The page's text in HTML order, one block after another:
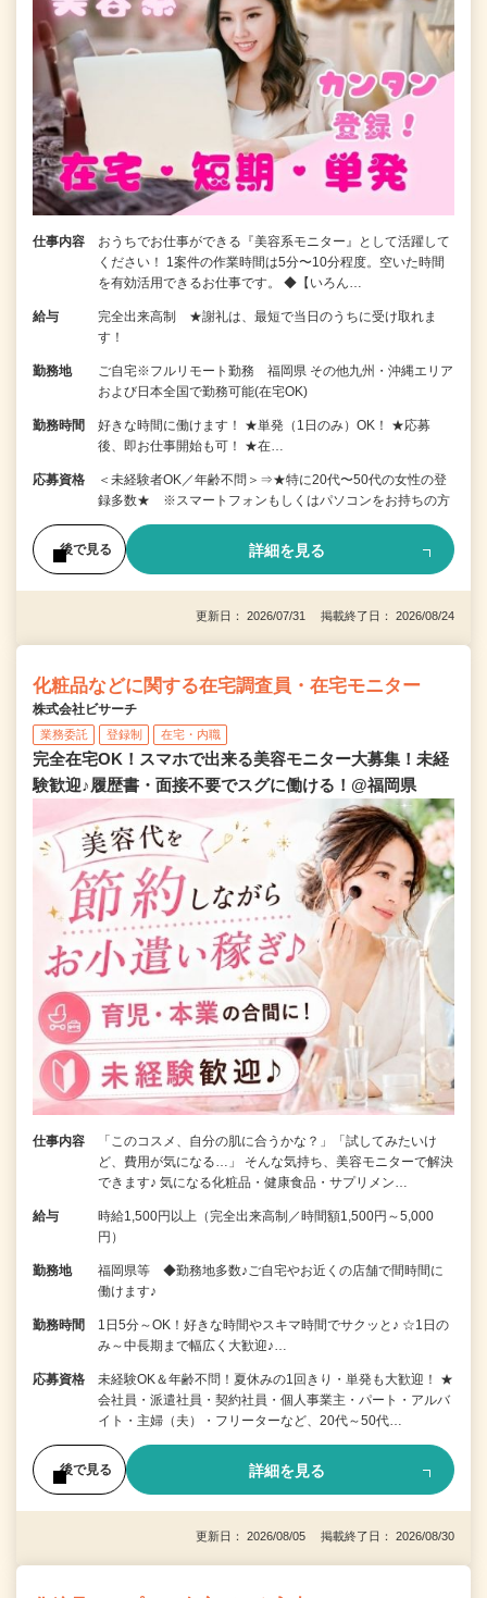
仕事内容
おうちでお仕事ができる『美容系モニター』として活躍して
ください！ 1案件の作業時間は5分〜10分程度。空いた時間
を有効活用できるお仕事です。 ◆【いろん…
給与
完全出来高制 ★謝礼は、最短で当日のうちに受け取れま
す！
勤務地
ご自宅※フルリモート勤務 福岡県 その他九州・沖縄エリア
および日本全国で勤務可能(在宅OK)
勤務時間
好きな時間に働けます！ ★単発（1日のみ）OK！ ★応募
後、即お仕事開始も可！ ★在…
応募資格
＜未経験者OK／年齢不問＞⇒★特に20代〜50代の女性の登
録多数★ ※スマートフォンもしくはパソコンをお持ちの方
後で見る 詳細を見る
更新日： 2026/07/31 掲載終了日： 2026/08/24
化粧品などに関する在宅調査員・在宅モニター
株式会社ビサーチ
業務委託 登録制 在宅・内職
完全在宅OK！スマホで出来る美容モニター大募集！未経
験歓迎♪履歴書・面接不要でスグに働ける！@福岡県
仕事内容
「このコスメ、自分の肌に合うかな？」「試してみたいけ
ど、費用が気になる…」 そんな気持ち、美容モニターで解決
できます♪ 気になる化粧品・健康食品・サプリメン…
給与
時給1,500円以上（完全出来高制／時間額1,500円～5,000
円）
勤務地
福岡県等 ◆勤務地多数♪ご自宅やお近くの店舗で間時間に
働けます♪
勤務時間
1日5分～OK！好きな時間やスキマ時間でサクッと♪ ☆1日の
み～中長期まで幅広く大歓迎♪…
応募資格
未経験OK＆年齢不問！夏休みの1回きり・単発も大歓迎！ ★
会社員・派遣社員・契約社員・個人事業主・パート・アルバ
イト・主婦（夫）・フリーターなど、20代～50代…
後で見る 詳細を見る
更新日： 2026/08/05 掲載終了日： 2026/08/30